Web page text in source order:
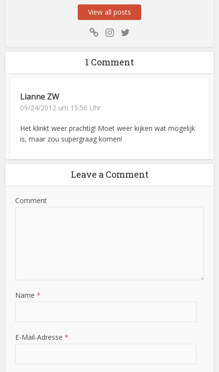
View all posts
1 Comment
Lianne ZW
09/24/2012 um 15:56 Uhr
Het klinkt weer prachtig! Moet weer kijken wat mogelijk
is, maar zou supergraag komen!
Leave a Comment
Comment
Name*
E-Mail-Adresse*